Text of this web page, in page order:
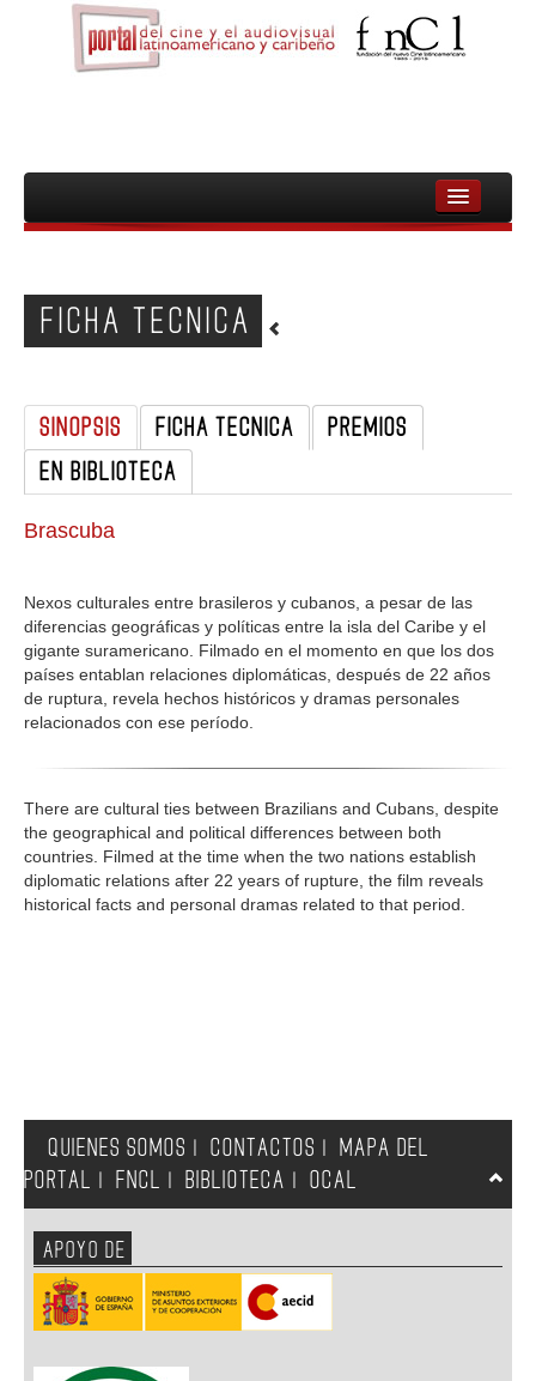
INICIO
PELICULAS
DOCUMENTALES
MUJERES
AUDIOVISUAL INDIGENA Y COMUNITARIO
FICHA TECNICA
SINOPSIS FICHA TECNICA
PREMIOS
EN BIBLIOTECA
Brascuba
Nexos culturales entre brasileros y cubanos, a pesar de las
diferencias geográficas y políticas entre la isla del Caribe y el
gigante suramericano. Filmado en el momento en que los dos
países entablan relaciones diplomáticas, después de 22 años
de ruptura, revela hechos históricos y dramas personales
relacionados con ese período.
There are cultural ties between Brazilians and Cubans, despite
the geographical and political differences between both
countries. Filmed at the time when the two nations establish
diplomatic relations after 22 years of rupture, the film reveals
historical facts and personal dramas related to that period.
QUIENES SOMOS CONTACTOS
MAPA DEL
PORTAL
FNCL BIBLIOTECA OCAL
APOYO DE